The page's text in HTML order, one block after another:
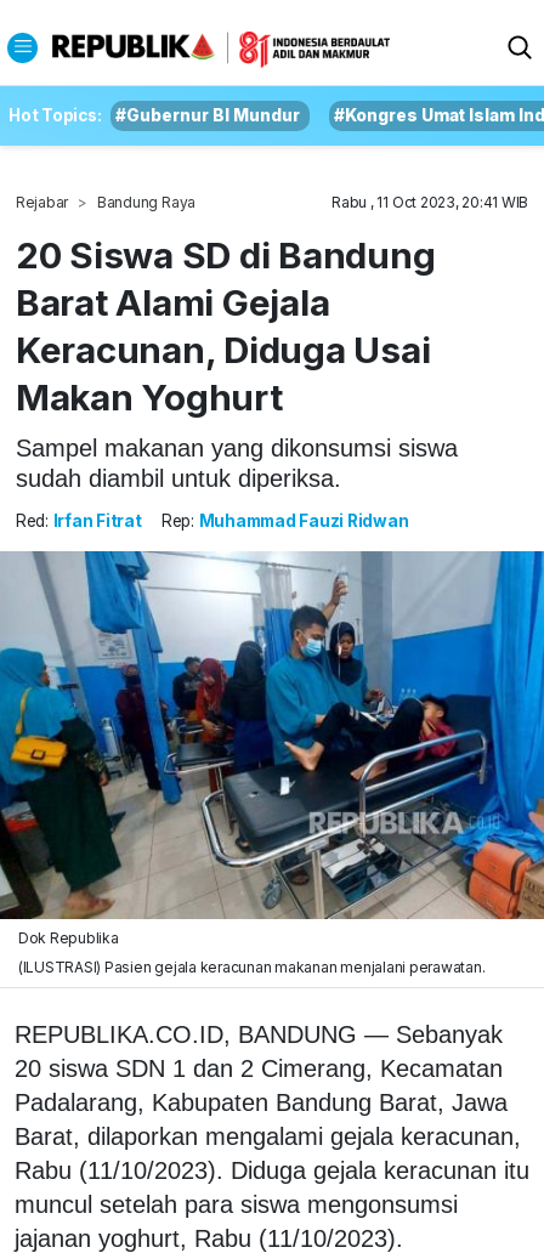
Hot Topics: #Gubernur BI Mundur #Kongres Umat Islam
Rejabar Bandung Raya Rabu , 11 Oct 2023, 20:41 WIB
20 Siswa SD di Bandung
Barat Alami Gejala
Keracunan, Diduga Usai
Makan Yoghurt
Sampel makanan yang dikonsumsi siswa
sudah diambil untuk diperiksa.
Red: Irfan Fitrat Rep: Muhammad Fauzi Ridwan
Dok Republika
(ILUSTRASI) Pasien gejala keracunan makanan menjalani perawatan.
REPUBLIKA.CO.ID, BANDUNG — Sebanyak
20 siswa SDN 1 dan 2 Cimerang, Kecamatan
Padalarang, Kabupaten Bandung Barat, Jawa
Barat, dilaporkan mengalami gejala keracunan,
Rabu (11/10/2023). Diduga gejala keracunan itu
muncul setelah para siswa mengonsumsi
jajanan yoghurt, Rabu (11/10/2023).